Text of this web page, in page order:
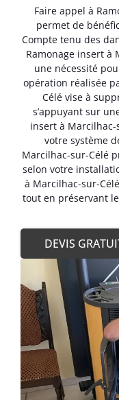
Faire appel à
permet de
Compte tenu des
Ramonage insert à
une nécessité
opération réalisée
Célé vise à
s’appuyant sur
insert à
votre système
Marcilhac-sur-Célé
selon votre
à Marcilhac-sur-
tout en préservant
DEVIS